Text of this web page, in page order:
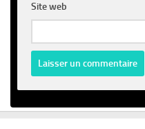
Site web